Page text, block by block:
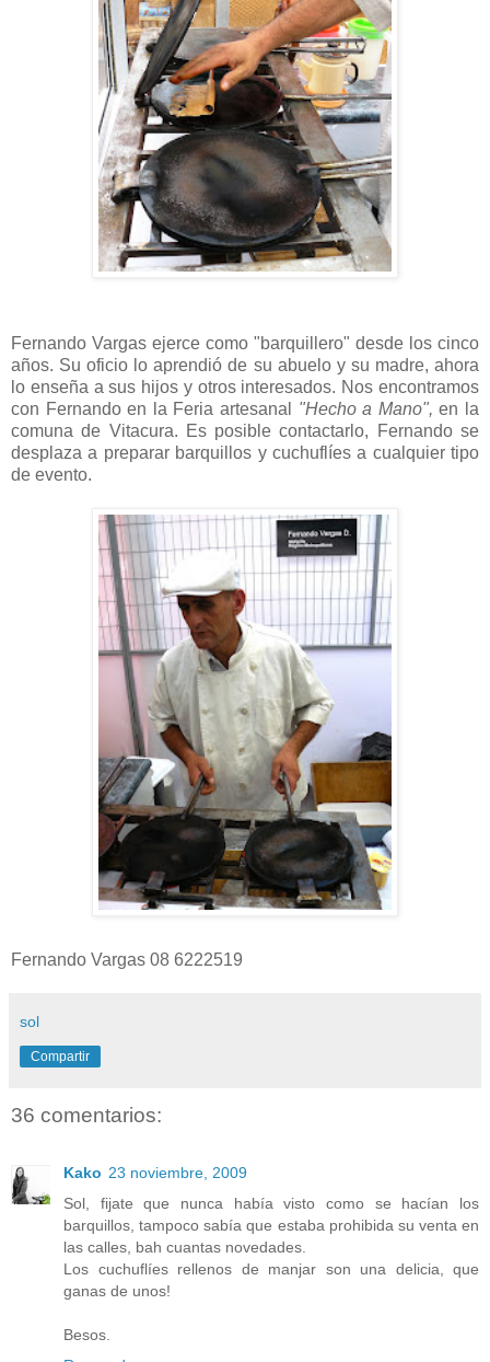
Fernando Vargas ejerce como "barquillero" desde los cinco
años. Su oficio lo aprendió de su abuelo y su madre, ahora
lo enseña a sus hijos y otros interesados. Nos encontramos
con Fernando en la Feria artesanal "Hecho a Mano",en la
comuna de Vitacura. Es posible contactarlo, Fernando se
desplaza a preparar barquillos y cuchuflíes a cualquier tipo
de evento.
Fernando Vargas 08 6222519
sol
Compartir
36 comentarios:
Kako 23 noviembre, 2009
Sol, fijate que nunca había visto como se hacían los
barquillos, tampoco sabía que estaba prohibida su venta en
las calles, bah cuantas novedades.
Los cuchuflíes rellenos de manjar son una delicia, que
ganas de unos!
Besos.